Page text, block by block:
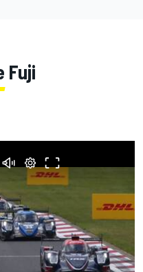
Fuji